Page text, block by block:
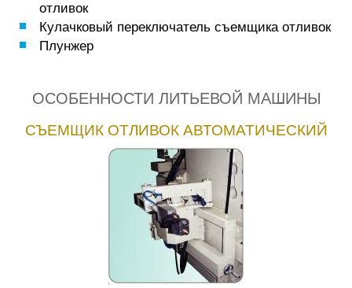
отливок
Кулачковый переключатель съемщика отливок
Плунжер
ОСОБЕННОСТИ ЛИТЬЕВОЙ МАШИНЫ
СЪЕМЩИК ОТЛИВОК АВТОМАТИЧЕСКИЙ